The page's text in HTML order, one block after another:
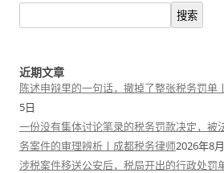
搜索
近期文章
陈述申辩里的一句话，撤掉了整张税务罚单
5日
一份没有集体讨论笔录的税务罚款决定，
务案件的审理辨析丨成都税务律师2026年8
涉税案件移送公安后，税局开出的行政处罚